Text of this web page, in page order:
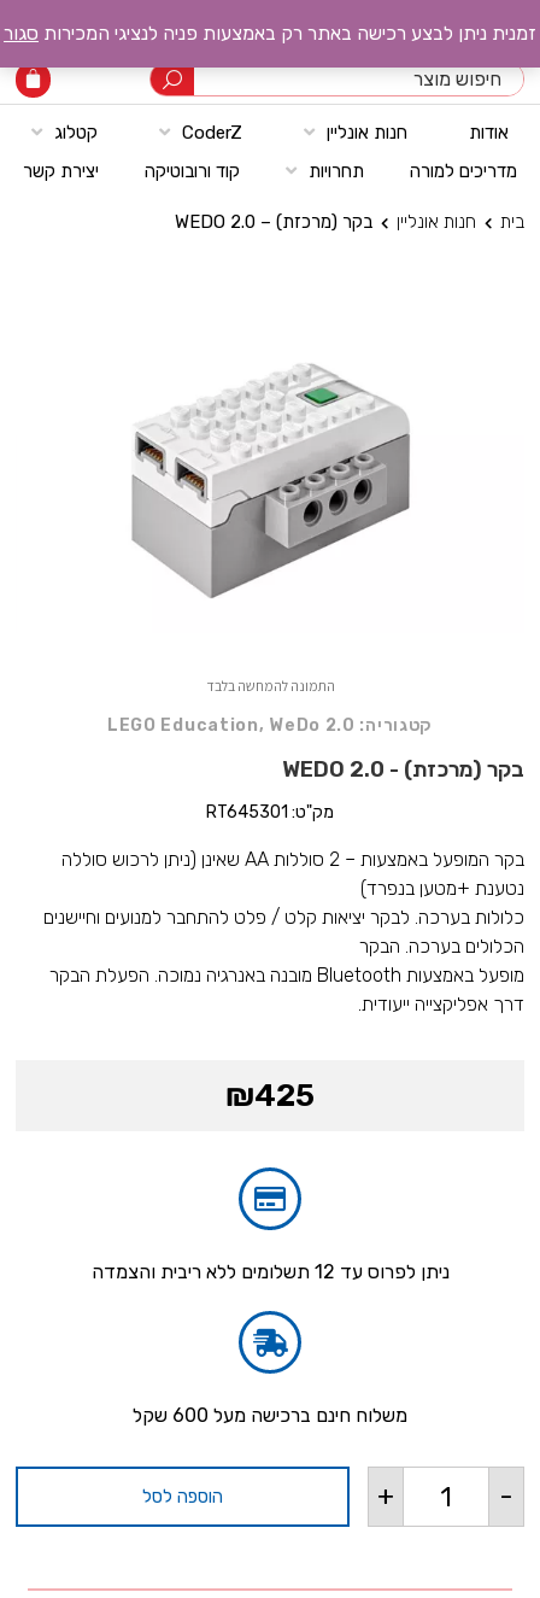
רובוטק טכנולוגיות
אודות חנות אונליין CoderZ
קטלוג
מדריכים למורה
תחרויות קוד ורובוטיקה יצירת קשר
בית חנות אונליין בקר (מרכזת) – WEDO 2.0
התמונה להמחשה בלבד
קטגוריה: LEGO Education, WeDo 2.0
בקר (מרכזת) - WEDO 2.0
מק"ט: RT645301
בקר המופעל באמצעות – 2 סוללות AA שאינן (ניתן לרכוש סוללה
נטענת +מטען בנפרד)
כלולות בערכה. לבקר יציאות קלט / פלט להתחבר למנועים וחיישנים
הכלולים בערכה. הבקר
מופעל באמצעות Bluetooth מובנה באנרגיה נמוכה. הפעלת הבקר
דרך אפליקצייה ייעודית.
₪425
משלוח חינם ברכישה מעל 600 שקל
ניתן לפרוס עד 12 תשלומים ללא ריבית והצמדה
-
+ הוספה לסל
זמנית ניתן לבצע רכישה באתר רק באמצעות פניה לנציגי המכירות סגור